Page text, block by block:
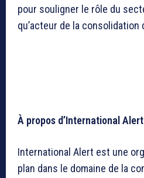
pour souligner le rôle du
qu’acteur de la consolidation
À propos d’International Alert
International Alert est une
plan dans le domaine de la